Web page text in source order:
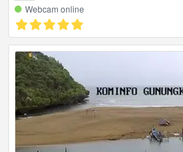
Webcam online